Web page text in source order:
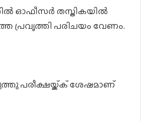
ഓഫീസർ തസ്തികയിൽ
പ്രവൃത്തി പരിചയം വേണം.
പരീക്ഷയ്ക്ക് ശേഷമാണ്